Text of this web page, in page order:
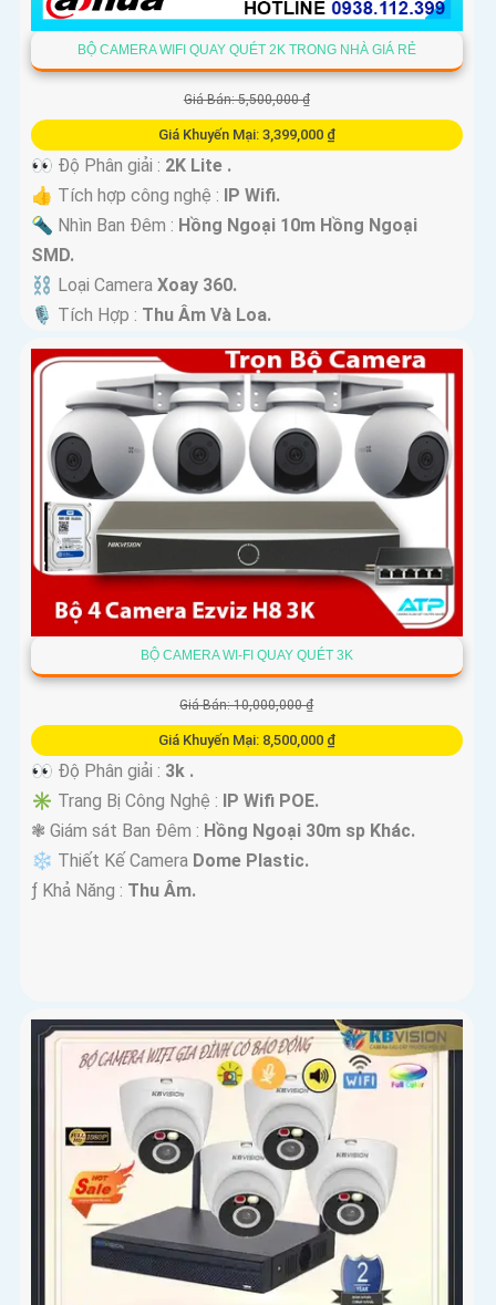
BỘ CAMERA WIFI QUAY QUÉT 2K TRONG NHÀ GIÁ RẺ
Giá Bán: 5,500,000 ₫
Giá Khuyến Mại: 3,399,000 ₫
️
👀 Độ Phân giải : 2K Lite .
👍 Tích hợp công nghệ : IP Wifi.
🔦 Nhìn Ban Đêm : Hồng Ngoại 10m Hồng Ngoại
SMD.
⛓ Loại Camera Xoay 360.
️🎙 Tích Hợp : Thu Âm Và Loa.
BỘ CAMERA WI-FI QUAY QUÉT 3K
Giá Bán: 10,000,000 ₫
Giá Khuyến Mại: 8,500,000 ₫
️
👀 Độ Phân giải : 3k .
✳️ Trang Bị Công Nghệ : IP Wifi POE.
❃ Giám sát Ban Đêm : Hồng Ngoại 30m sp Khác.
❄ Thiết Kế Camera Dome Plastic.
️ƒ Khả Năng : Thu Âm.